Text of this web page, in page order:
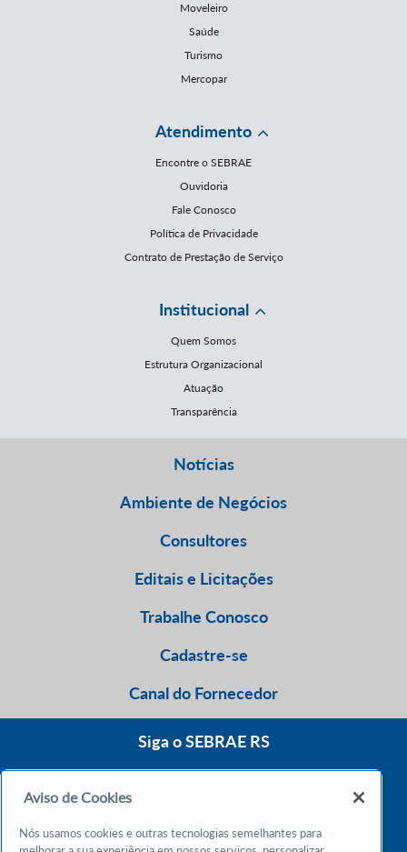
Moveleiro
Saúde
Turismo
Mercopar
Atendimento
Encontre o SEBRAE
Ouvidoria
Fale Conosco
Política de Privacidade
Contrato de Prestação de Serviço
Institucional
Quem Somos
Estrutura Organizacional
Atuação
Transparência
Notícias
Ambiente de Negócios
Consultores
Editais e Licitações
Trabalhe Conosco
Cadastre-se
Canal do Fornecedor
Siga o SEBRAE RS
Atendimento 24h
Aviso de Cookies
Nós usamos cookies e outras tecnologias semelhantes para